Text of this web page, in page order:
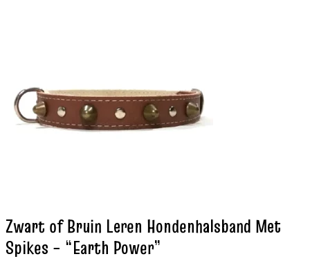
Zwart of Bruin Leren Hondenhalsband Met
Spikes – “Earth Power”